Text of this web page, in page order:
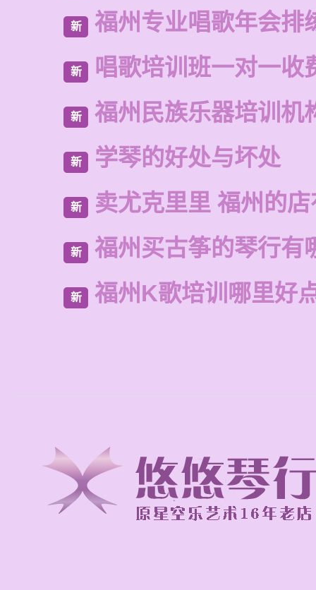
新 福州专业唱歌年会排
新 唱歌培训班一对一收
新 福州民族乐器培训机
新 学琴的好处与坏处
新 卖尤克里里 福州的
新 福州买古筝的琴行有
新 福州K歌培训哪里好